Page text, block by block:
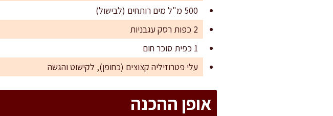
500 מ"ל מים רותחים (לבישול)
2 כפות רסק עגבניות
1 כפית סוכר חום
עלי פטרוזיליה קצוצים (כחופן), לקישוט והגשה
אופן ההכנה